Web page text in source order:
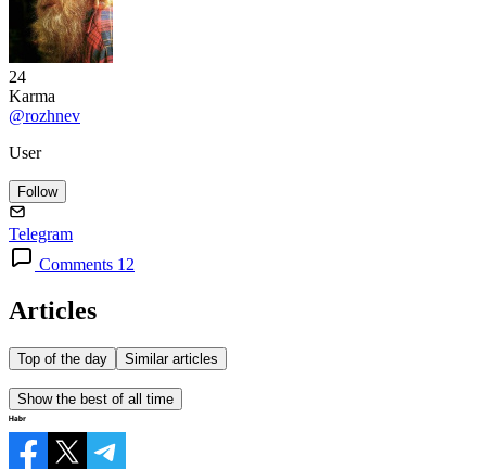
24
Karma
@rozhnev
User
Follow
Telegram
Comments 12
Articles
Top of the day Similar articles
Show the best of all time